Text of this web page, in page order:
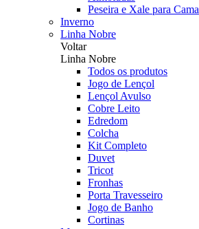
Peseira e Xale para Cama
Inverno
Linha Nobre
Voltar
Linha Nobre
Todos os produtos
Jogo de Lençol
Lençol Avulso
Cobre Leito
Edredom
Colcha
Kit Completo
Duvet
Tricot
Fronhas
Porta Travesseiro
Jogo de Banho
Cortinas